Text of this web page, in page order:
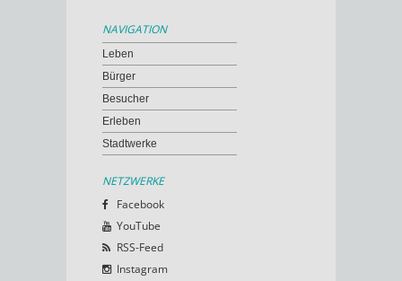
NAVIGATION
Leben
Bürger
Besucher
Erleben
Stadtwerke
NETZWERKE
Facebook
YouTube
RSS-Feed
Instagram